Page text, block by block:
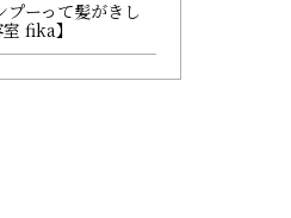
プーって髪がきし
fika】